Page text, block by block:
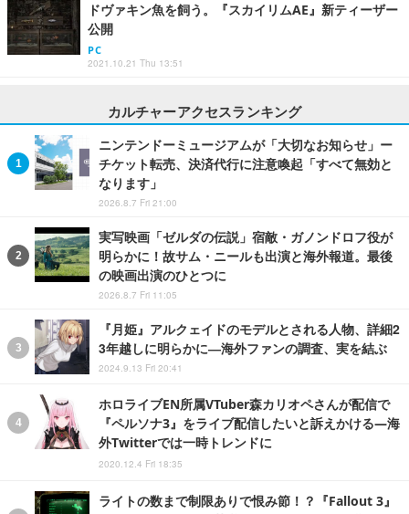
ドヴァキン魚を飼う。『スカイリムAE』新ティーザー
公開
PC
2021.10.21 Thu 13:51
カルチャーアクセスランキング
ニンテンドーミュージアムが「大切なお知らせ」ー
チケット転売、決済代行に注意喚起「すべて無効と
なります」
2026.8.7 Fri 21:00
実写映画「ゼルダの伝説」宿敵・ガノンドロフ役が
明らかに！故サム・ニールも出演と海外報道。最後
の映画出演のひとつに
2026.8.7 Fri 11:05
『月姫』アルクェイドのモデルとされる人物、詳細2
3年越しに明らかに―海外ファンの調査、実を結ぶ
2024.9.13 Fri 20:41
ホロライブEN所属VTuber森カリオペさんが配信で
『ペルソナ3』をライブ配信したいと訴えかける―海
外Twitterでは一時トレンドに
2020.12.4 Fri 18:35
ライトの数まで制限ありで恨み節！？『Fallout 3』